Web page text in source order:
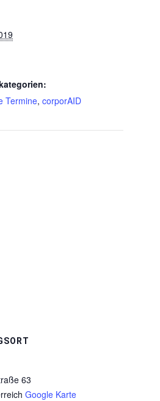
Termine, corporAID
63
Google Karte